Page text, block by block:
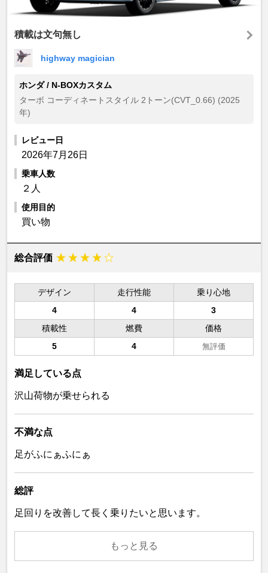
積載は文句無し
highway magician
ホンダ / N-BOXカスタム
ターボ コーディネートスタイル 2トーン(CVT_0.66) (2025
年)
レビュー日
2026年7月26日
乗車人数
２人
使用目的
買い物
総合評価
デザイン 走行性能
乗り心地
4
4
3
積載性
燃費
価格
5
4 無評価
満足している点
沢山荷物が乗せられる
不満な点
足がふにぁふにぁ
総評
足回りを改善して長く乗りたいと思います。
もっと見る